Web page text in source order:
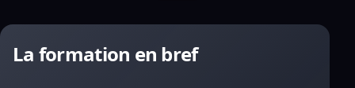
La formation en bref